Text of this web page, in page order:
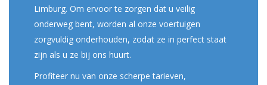
Limburg. Om ervoor te zorgen dat u veilig
onderweg bent, worden al onze voertuigen
zorgvuldig onderhouden, zodat ze in perfect staat
zijn als u ze bij ons huurt.
Profiteer nu van onze scherpe tarieven,